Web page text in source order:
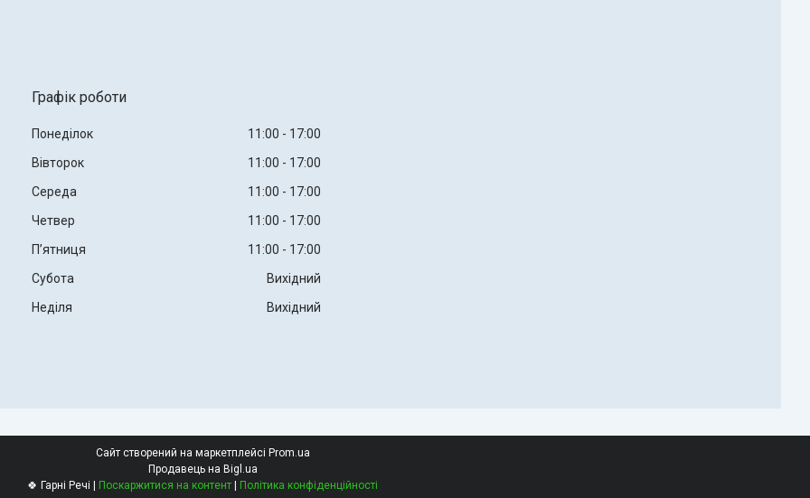
Графік роботи
Понеділок 11:00
17:00
Вівторок
11:00
17:00
Середа
11:00
17:00
Четвер
11:00
17:00
Пʼятниця
11:00
17:00
Субота
Вихідний
Неділя
Вихідний
Сайт створений на маркетплейсі Prom.ua
Продавець на Bigl.ua
🍀 Гарні Речі | Поскаржитися на контент | Політика конфіденційності